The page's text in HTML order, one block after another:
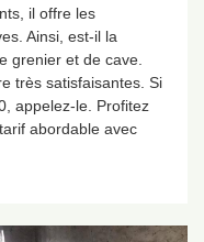
il offre les
Ainsi, est-il la
grenier et de cave.
très satisfaisantes. Si
appelez-le. Profitez
abordable avec